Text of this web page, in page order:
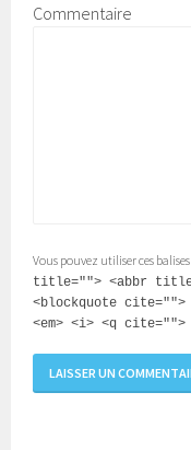
Commentaire
Vous pouvez utiliser ces
title=""> <abbr
<blockquote cite="">
<em> <i> <q